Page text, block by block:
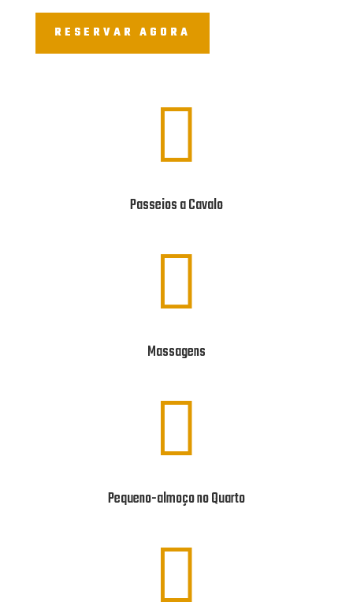
RESERVAR AGORA

Passeios a Cavalo

Massagens

Pequeno-almoço no Quarto
